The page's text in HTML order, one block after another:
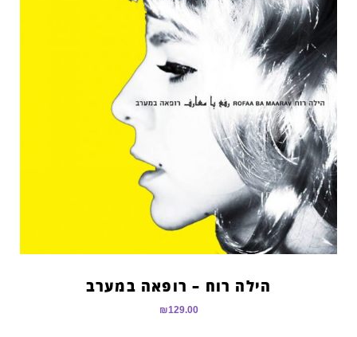
הילה רוח – רופאה במערב
₪129.00